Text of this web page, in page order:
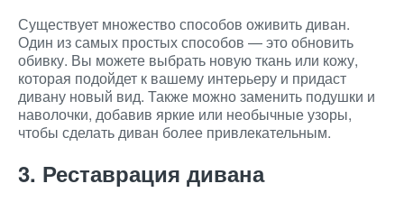
Существует множество способов оживить диван.
Один из самых простых способов — это обновить
обивку. Вы можете выбрать новую ткань или кожу,
которая подойдет к вашему интерьеру и придаст
дивану новый вид. Также можно заменить подушки и
наволочки, добавив яркие или необычные узоры,
чтобы сделать диван более привлекательным.
3. Реставрация дивана